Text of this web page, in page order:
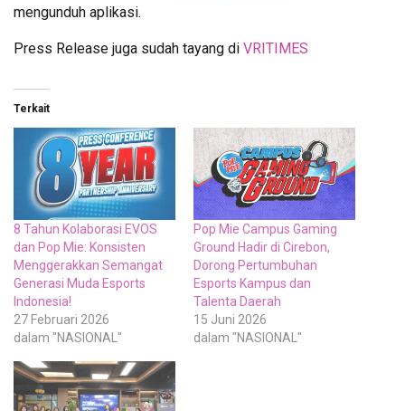
mengunduh aplikasi.
Press Release juga sudah tayang di VRITIMES
Terkait
8 Tahun Kolaborasi EVOS
dan Pop Mie: Konsisten
Menggerakkan Semangat
Generasi Muda Esports
Indonesia!
27 Februari 2026
dalam "NASIONAL"
Pop Mie Campus Gaming
Ground Hadir di Cirebon,
Dorong Pertumbuhan
Esports Kampus dan
Talenta Daerah
15 Juni 2026
dalam "NASIONAL"